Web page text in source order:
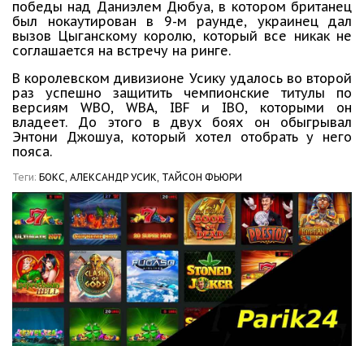
победы над Даниэлем Дюбуа, в котором британец
был нокаутирован в 9-м раунде, украинец дал
вызов Цыганскому королю, который все никак не
соглашается на встречу на ринге.
В королевском дивизионе Усику удалось во второй
раз успешно защитить чемпионские титулы по
версиям WBO, WBA, IBF и IBO, которыми он
владеет. До этого в двух боях он обыгрывал
Энтони Джошуа, который хотел отобрать у него
пояса.
Теги: БОКС, АЛЕКСАНДР УСИК, ТАЙСОН ФЬЮРИ